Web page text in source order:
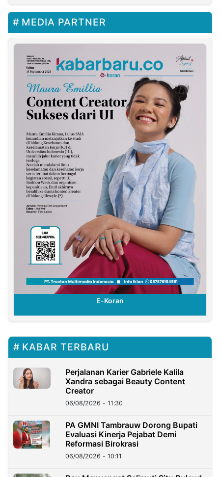
MEDIA PARTNER
E-Koran
KABAR TERBARU
Perjalanan Karier Gabriele Kalila
Xandra sebagai Beauty Content
Creator
06/08/2026 - 11:30
PA GMNI Tambrauw Dorong Bupati
Evaluasi Kinerja Pejabat Demi
Reformasi Birokrasi
06/08/2026 - 10:11